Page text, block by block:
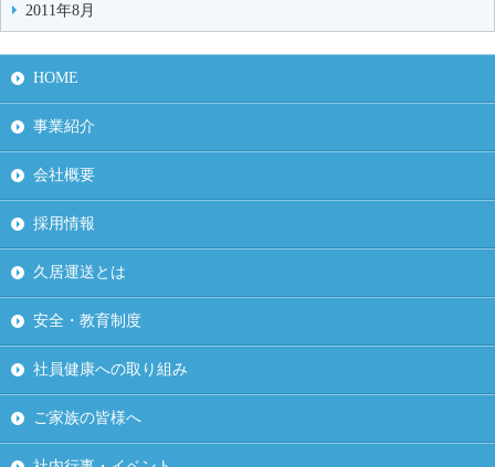
2011年8月
HOME
事業紹介
会社概要
採用情報
久居運送とは
安全・教育制度
社員健康への取り組み
ご家族の皆様へ